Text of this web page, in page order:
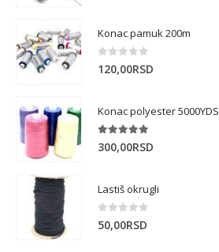
Konac pamuk 200m
0 out of 5
120,00RSD
Konac polyester 5000YDS
5.00out of 5
300,00RSD
Lastiš okrugli
0 out of 5
50,00RSD